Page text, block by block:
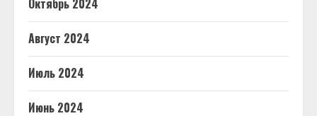
Октябрь 2024
Август 2024
Июль 2024
Июнь 2024